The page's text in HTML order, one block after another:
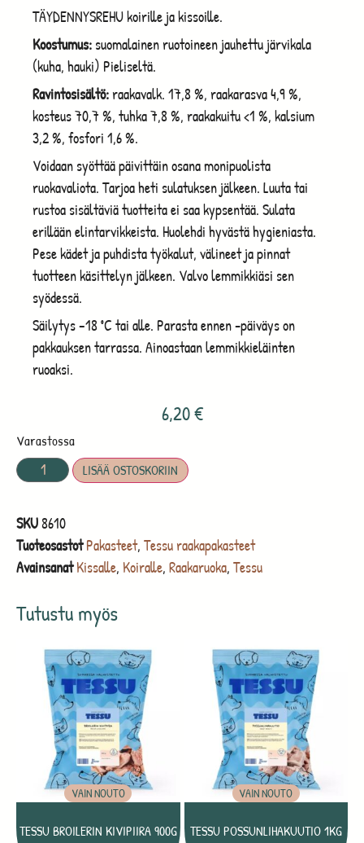
Tutustu myös
VAIN NOUTO
TESSU BROILERIN KIVIPIIRA 900G
VAIN NOUTO
TESSU POSSUNLIHAKUUTIO 1KG
TÄYDENNYSREHU koirille ja kissoille.
Koostumus: suomalainen ruotoineen jauhettu järvikala
(kuha, hauki) Pieliseltä.
Ravintosisältö: raakavalk. 17,8 %, raakarasva 4,9 %,
kosteus 70,7 %, tuhka 7,8 %, raakakuitu <1 %, kalsium
3,2 %, fosfori 1,6 %.
Voidaan syöttää päivittäin osana monipuolista
ruokavaliota. Tarjoa heti sulatuksen jälkeen. Luuta tai
rustoa sisältäviä tuotteita ei saa kypsentää. Sulata
erillään elintarvikkeista. Huolehdi hyvästä hygieniasta.
Pese kädet ja puhdista työkalut, välineet ja pinnat
tuotteen käsittelyn jälkeen. Valvo lemmikkiäsi sen
syödessä.
Säilytys –18 ˚C tai alle. Parasta ennen -päiväys on
pakkauksen tarrassa. Ainoastaan lemmikkieläinten
ruoaksi.
6,20€
Varastossa
LISÄÄ OSTOSKORIIN
SKU8610
Tuoteosastot Pakasteet, Tessu raakapakasteet
Avainsanat Kissalle, Koiralle, Raakaruoka, Tessu